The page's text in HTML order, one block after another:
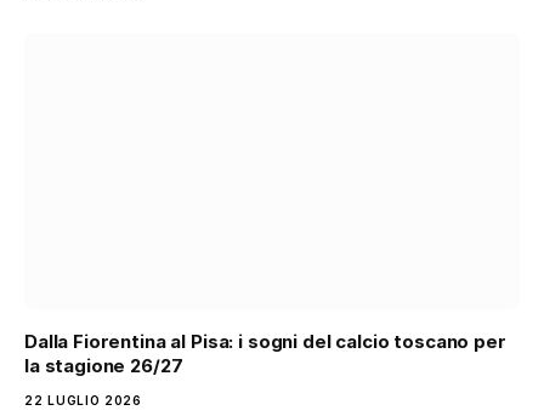
Dalla Fiorentina al Pisa: i sogni del calcio toscano per
la stagione 26/27
22 LUGLIO 2026